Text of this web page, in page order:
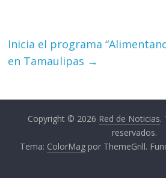
Inicia el programa
en Tamaulipas →
Copyright © 2026 Red de Noticias.
reservados.
Tema: ColorMag por ThemeGrill.